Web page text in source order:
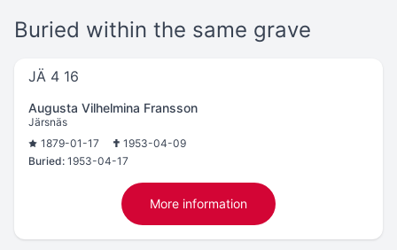
Buried within the same grave
JÄ 4 16
Augusta Vilhelmina Fransson
Järsnäs
1879-01-17
1953-04-09
Buried: 1953-04-17
More information